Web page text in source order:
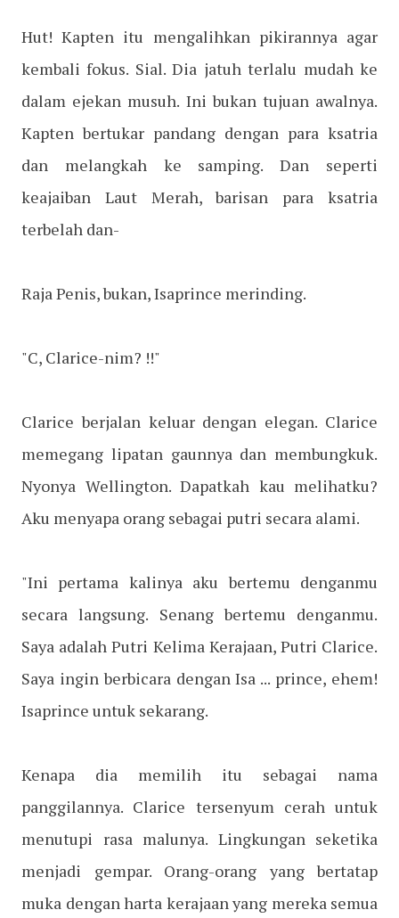
Hut! Kapten itu mengalihkan pikirannya agar
kembali fokus. Sial. Dia jatuh terlalu mudah ke
dalam ejekan musuh. Ini bukan tujuan awalnya.
Kapten bertukar pandang dengan para ksatria
dan melangkah ke samping. Dan seperti
keajaiban Laut Merah, barisan para ksatria
terbelah dan-
Raja Penis, bukan, Isaprince merinding.
"C, Clarice-nim? !!"
Clarice berjalan keluar dengan elegan. Clarice
memegang lipatan gaunnya dan membungkuk.
Nyonya Wellington. Dapatkah kau melihatku?
Aku menyapa orang sebagai putri secara alami.
"Ini pertama kalinya aku bertemu denganmu
secara langsung. Senang bertemu denganmu.
Saya adalah Putri Kelima Kerajaan, Putri Clarice.
Saya ingin berbicara dengan Isa ... prince, ehem!
Isaprince untuk sekarang.
Kenapa dia memilih itu sebagai nama
panggilannya. Clarice tersenyum cerah untuk
menutupi rasa malunya. Lingkungan seketika
menjadi gempar. Orang-orang yang bertatap
muka dengan harta kerajaan yang mereka semua